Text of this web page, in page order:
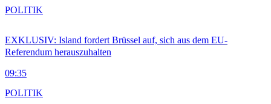
EXKLUSIV: Island fordert Brüssel auf, sich aus dem EU-
Referendum herauszuhalten
09:35
POLITIK
POLITIK